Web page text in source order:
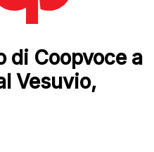
di Coopvoce a
Vesuvio,